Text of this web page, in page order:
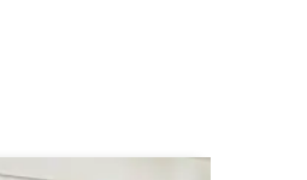
kati ya 5, tathmini 9